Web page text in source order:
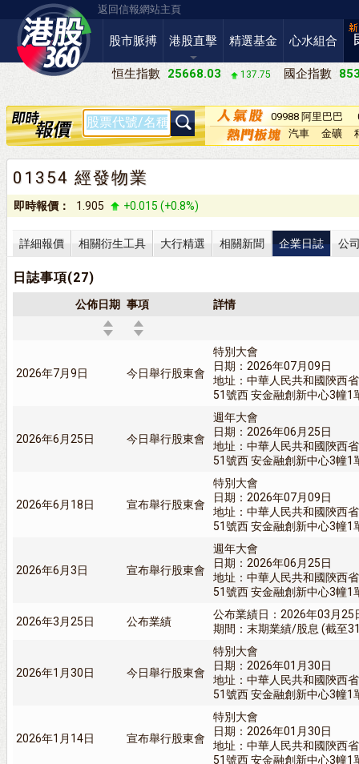
返回信報網站主頁
股市脈搏 港股直擊 精選基金 心水組合
恒生指數 25668.03 137.75 國企指數
09988 阿里巴巴
－Ｗ汽車
金礦
01354 經發物業
即時報價： 1.905 +0.015 (+0.8%)
詳細報價 相關衍生工具 大行精選 相關新聞 企業日誌 公
日誌事項(27)
公佈日期 事項 詳情
2026年7月9日 今日舉行股東會
特別大會
日期：2026年07月09日
地址：中華人民共和國陝西
51號西 安金融創新中心3幢1
2026年6月25日 今日舉行股東會
週年大會
日期：2026年06月25日
地址：中華人民共和國陝西
51號西 安金融創新中心3幢1
2026年6月18日 宣布舉行股東會
特別大會
日期：2026年07月09日
地址：中華人民共和國陝西
51號西 安金融創新中心3幢1
2026年6月3日 宣布舉行股東會
週年大會
日期：2026年06月25日
地址：中華人民共和國陝西
51號西 安金融創新中心3幢1
2026年3月25日 公布業績
公布業績日：2026年03月25
期間：末期業績/股息 (截至
2026年1月30日 今日舉行股東會
特別大會
日期：2026年01月30日
地址：中華人民共和國陝西
51號西 安金融創新中心3幢1
2026年1月14日 宣布舉行股東會
特別大會
日期：2026年01月30日
地址：中華人民共和國陝西
51號西 安金融創新中心3幢1